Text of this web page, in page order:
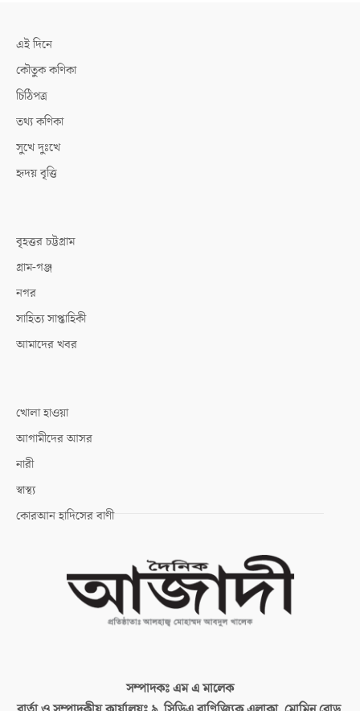
এই দিনে
কৌতুক কণিকা
চিঠিপত্র
তথ্য কণিকা
সুখে দুঃখে
হৃদয় বৃত্তি
বৃহত্তর চট্টগ্রাম
গ্রাম-গঞ্জ
নগর
সাহিত্য সাপ্তাহিকী
আমাদের খবর
খোলা হাওয়া
আগামীদের আসর
নারী
স্বাস্থ্য
কোরআন হাদিসের বাণী
সম্পাদকঃএম এ মালেক